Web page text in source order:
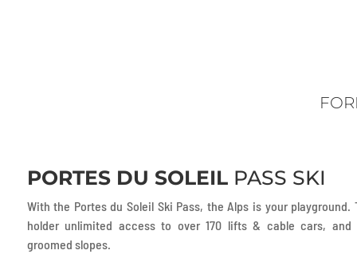
PORTES DU SOLEILPASS SKI
With the Portes du Soleil Ski Pass, the Alps is your
holder unlimited access to over 170 lifts & cable cars, and
groomed slopes.